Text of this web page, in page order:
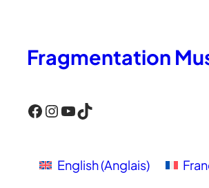
contenu
Fragmentation
Facebook InstagramYouTube TikTok
English(Anglais)